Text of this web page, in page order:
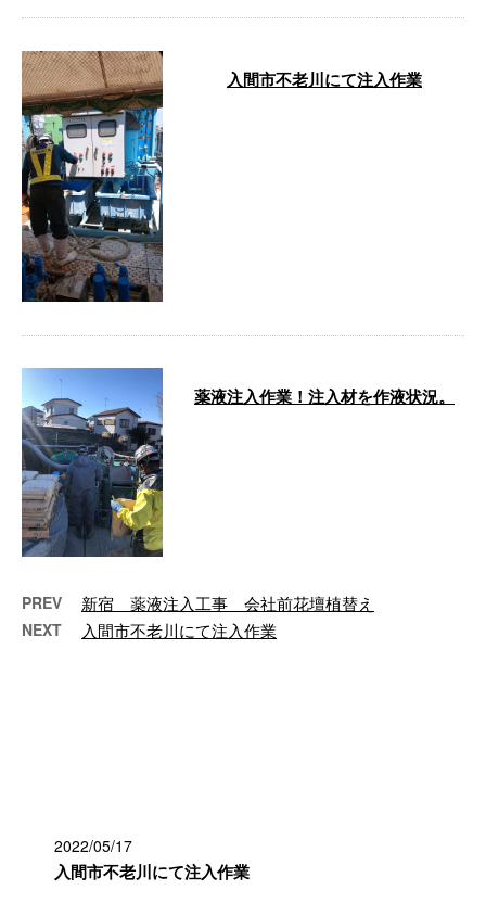
入間市不老川にて注入作業
薬液注入作業！注入材を作液状況。
PREV 新宿 薬液注入工事 会社前花壇植替え
NEXT 入間市不老川にて注入作業
2022/05/17
入間市不老川にて注入作業